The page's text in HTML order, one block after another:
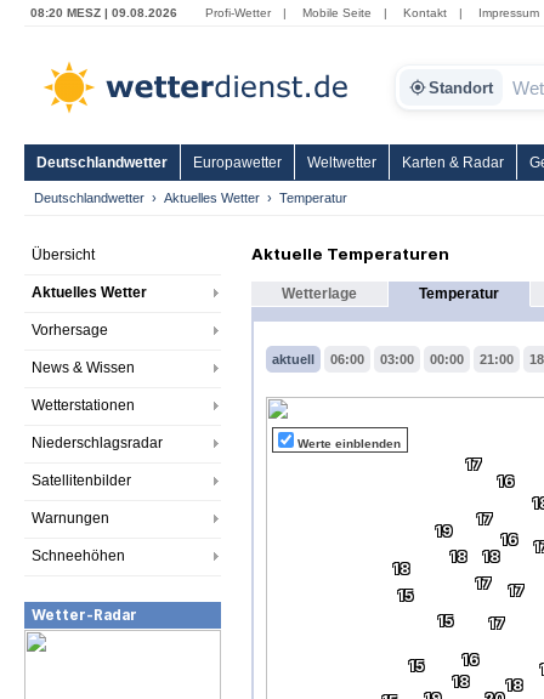
08:20 MESZ | 09.08.2026 Profi-Wetter | Mobile Seite | Kontakt | Impressum
Standort
Deutschlandwetter Europawetter Weltwetter Karten & Radar
Deutschlandwetter Aktuelles Wetter Temperatur
Übersicht
Aktuelles Wetter
Vorhersage
News & Wissen
Wetterstationen
Niederschlagsradar
Satellitenbilder
Warnungen
Schneehöhen
Wetter-Radar
Aktuelle Temperaturen
Wetterlage Temperatur
aktuell 06:00 03:00 00:00 21:00
Werte einblenden
18
17
17 17
18
18
16
16
15
15
19
16
18
15
17
18
17